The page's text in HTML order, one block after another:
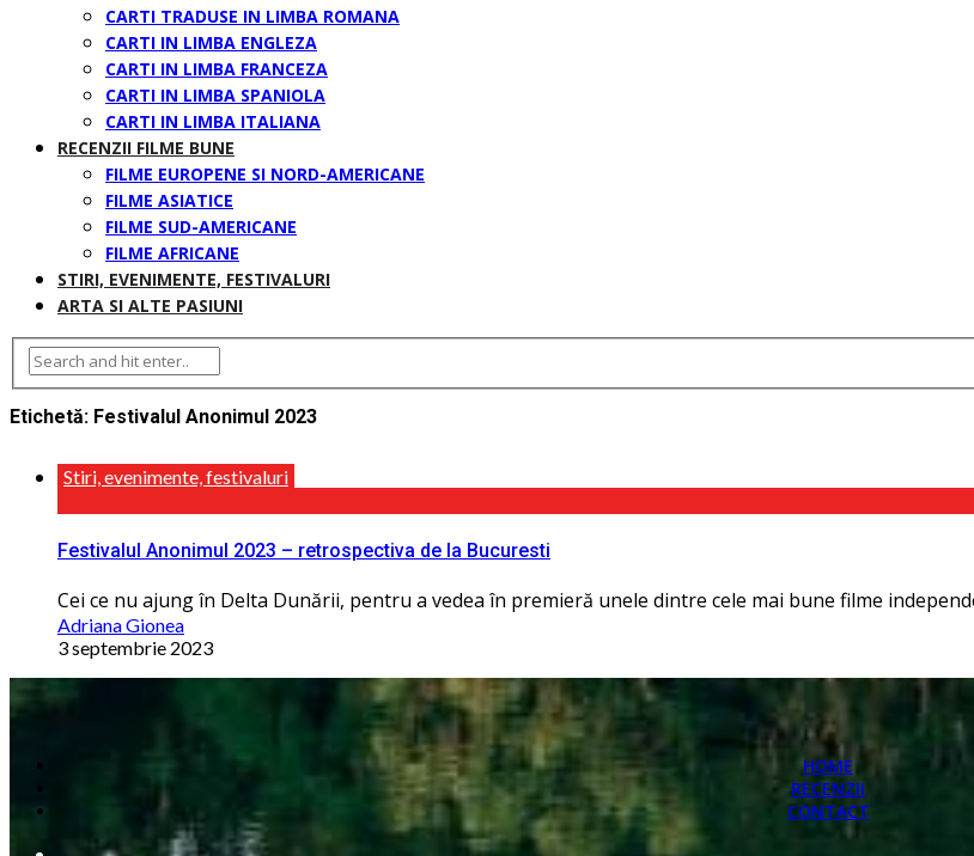
CARTI TRADUSE IN LIMBA ROMANA
CARTI IN LIMBA ENGLEZA
CARTI IN LIMBA FRANCEZA
CARTI IN LIMBA SPANIOLA
CARTI IN LIMBA ITALIANA
RECENZII FILME BUNE
FILME EUROPENE SI NORD-AMERICANE
FILME ASIATICE
FILME SUD-AMERICANE
FILME AFRICANE
STIRI, EVENIMENTE, FESTIVALURI
ARTA SI ALTE PASIUNI
Etichetă: Festivalul Anonimul 2023
Stiri, evenimente, festivaluri
Festivalul Anonimul 2023 – retrospectiva de la Bucuresti
Cei ce nu ajung în Delta Dunării, pentru a vedea în premieră unele dintre cele mai bune filme
Adriana Gionea
3 septembrie 2023
HOME
RECENZII
CONTACT